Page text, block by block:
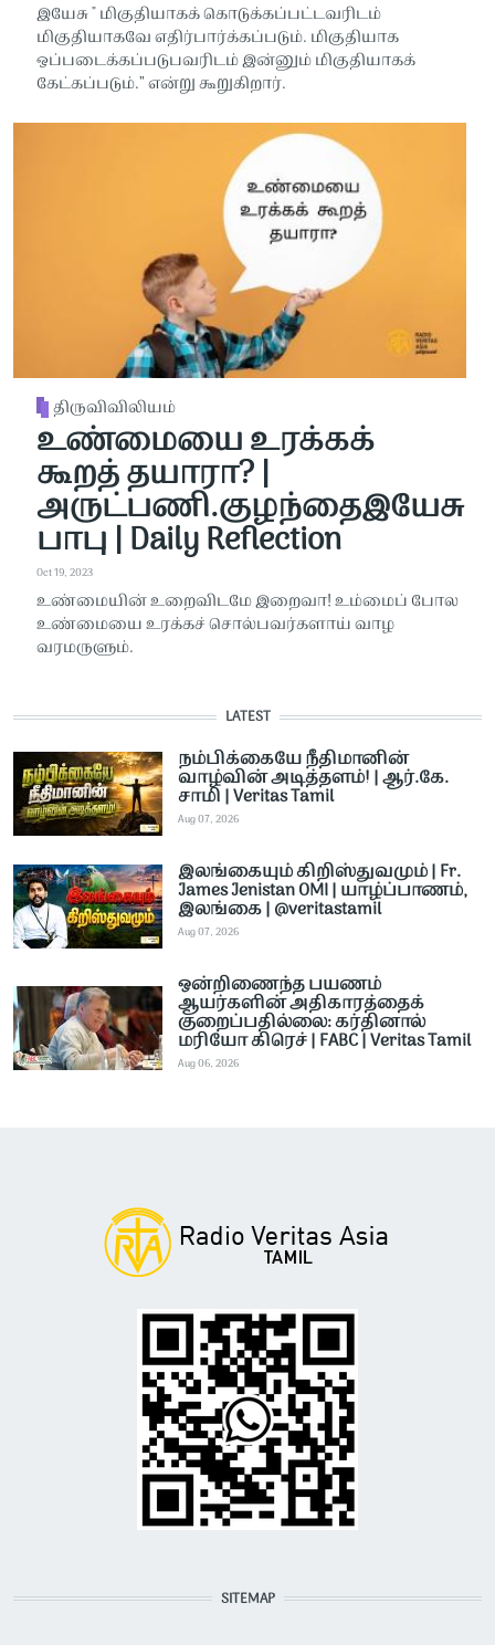
இயேசு " மிகுதியாகக் கொடுக்கப்பட்டவரிடம்
மிகுதியாகவே எதிர்பார்க்கப்படும். மிகுதியாக
ஒப்படைக்கப்படுபவரிடம் இன்னும் மிகுதியாகக்
கேட்கப்படும்.” என்று கூறுகிறார்.
திருவிவிலியம்
உண்மையை உரக்கக்
கூறத் தயாரா? |
அருட்பணி.குழந்தைஇயேசு
பாபு | Daily Reflection
Oct 19, 2023
உண்மையின் உறைவிடமே இறைவா! உம்மைப் போல
உண்மையை உரக்கச் சொல்பவர்களாய் வாழ
வரமருளும்.
LATEST
நம்பிக்கையே நீதிமானின்
வாழ்வின் அடித்தளம்! | ஆர்.கே.
சாமி | Veritas Tamil
Aug 07, 2026
இலங்கையும் கிறிஸ்துவமும் | Fr.
James Jenistan OMI | யாழ்ப்பாணம்,
இலங்கை | @veritastamil ​
Aug 07, 2026
ஒன்றிணைந்த பயணம்
ஆயர்களின் அதிகாரத்தைக்
குறைப்பதில்லை: கர்தினால்
மரியோ கிரெச் | FABC | Veritas Tamil
Aug 06, 2026
SITEMAP